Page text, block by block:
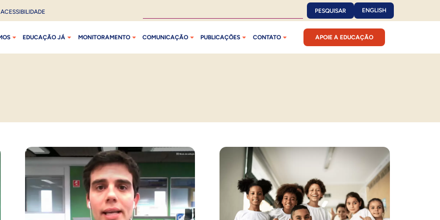
ACESSIBILIDADE PESQUISAR ENGLISH
EDUCAÇÃO JÁ MONITORAMENTO COMUNICAÇÃO PUBLICAÇÕES CONTATO APOIE A EDUCAÇÃO